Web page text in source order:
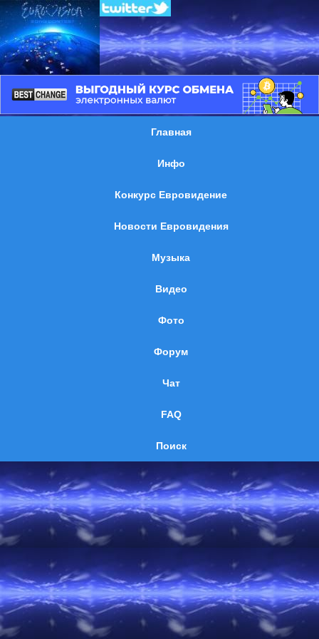
Главная
Инфо
Конкурс Евровидение
Новости Евровидения
Музыка
Видео
Фото
Форум
Чат
FAQ
Поиск